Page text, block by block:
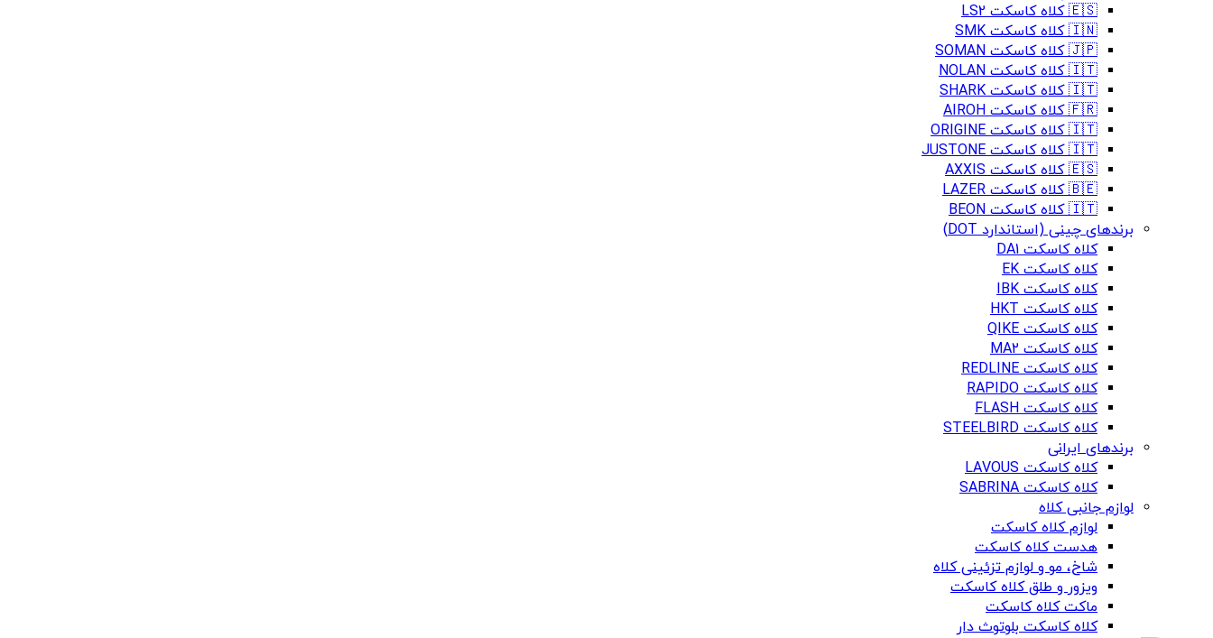
🇪🇸 کلاه کاسکت LS2
🇮🇳 کلاه کاسکت SMK
🇯🇵 کلاه کاسکت SOMAN
🇮🇹 کلاه کاسکت NOLAN
🇮🇹 کلاه کاسکت SHARK
🇫🇷 کلاه کاسکت AIROH
🇮🇹 کلاه کاسکت ORIGINE
🇮🇹 کلاه کاسکت JUSTONE
🇪🇸 کلاه کاسکت AXXIS
🇧🇪 کلاه کاسکت LAZER
🇮🇹 کلاه کاسکت BEON
برندهای چینی (استاندارد DOT)
کلاه کاسکت DA1
کلاه کاسکت EK
کلاه کاسکت IBK
کلاه کاسکت HKT
کلاه کاسکت QIKE
کلاه کاسکت MA2
کلاه کاسکت REDLINE
کلاه کاسکت RAPIDO
کلاه کاسکت FLASH
کلاه کاسکت STEELBIRD
برندهای ایرانی
کلاه کاسکت LAVOUS
کلاه کاسکت SABRINA
لوازم جانبی کلاه
لوازم کلاه کاسکت
هدست کلاه کاسکت
شاخ، مو و لوازم تزئینی کلاه
ویزور و طلق کلاه کاسکت
ماکت کلاه کاسکت
کلاه کاسکت بلوتوث دار